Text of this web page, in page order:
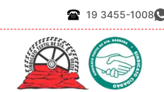
19 3455-1008